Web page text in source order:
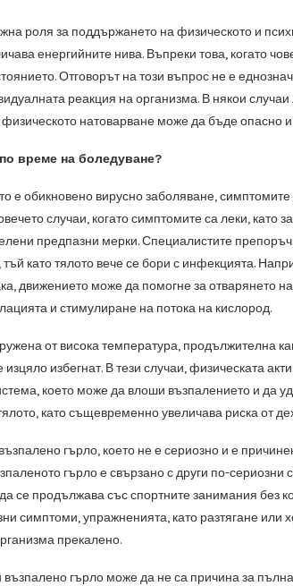
роля за поддържането на физическото и
енергийните нива. Въпреки това, когато
Отговорът на този въпрос не е
реакция на организма. В някои
физическото натоварване може да бъде опасно
време на боледуване?
е обикновено вирусно заболяване,
случаи, когато симптомите са леки,
предпазни мерки. Специалистите
като тялото вече се бори с инфекцията.
движението може да помогне за отварянето
и стимулиране на потока на кислород.
от висока температура, продължителна
избегнат. В тези случаи, физическата
което може да влоши възпалението и да
като същевременно увеличава риска от
гърло, което не е сериозно и е
гърло е свързано с други по-
се продължава със спортните занимания без
симптоми, упражненията, като разтягане
прекалено.
гърло може да не са причина за